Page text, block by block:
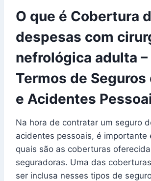
O que é Cobertura
despesas com
nefrológica adulta –
Termos de Seguros
e Acidentes
Na hora de contratar um seguro
acidentes pessoais, é importante
quais são as coberturas
seguradoras. Uma das
ser inclusa nesses tipos de